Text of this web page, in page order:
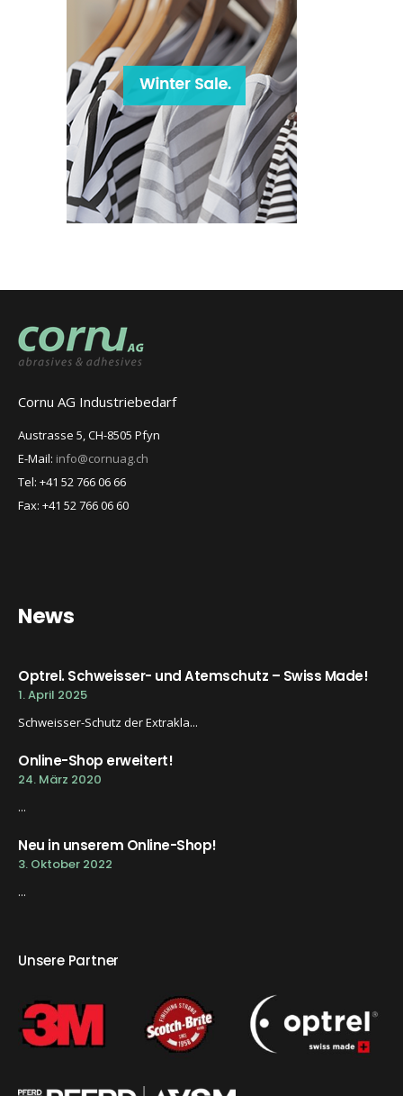
Cornu AG Industriebedarf
Austrasse 5, CH-8505 Pfyn
E-Mail: info@cornuag.ch
Tel: +41 52 766 06 66
Fax: +41 52 766 06 60
News
Optrel. Schweisser- und Atemschutz – Swiss Made!
1. April 2025
Schweisser-Schutz der Extrakla...
Online-Shop erweitert!
24. März 2020
...
Neu in unserem Online-Shop!
3. Oktober 2022
...
Unsere Partner